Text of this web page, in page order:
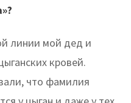
линии мой дед и
кровей.
что фамилия